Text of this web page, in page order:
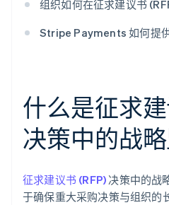
组织如何在征求建议书
Stripe Payments 如何提
什么是征求
决策中的战略
征求建议书 (RFP) 决策中的战
于确保重大采购决策与组织的